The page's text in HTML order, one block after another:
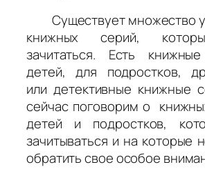
Существует множество
книжных серий,
зачитаться. Есть
детей, для подростков,
или детективные книжные
сейчас поговорим о
детей и подростков,
зачитываться и на которые
обратить свое особое